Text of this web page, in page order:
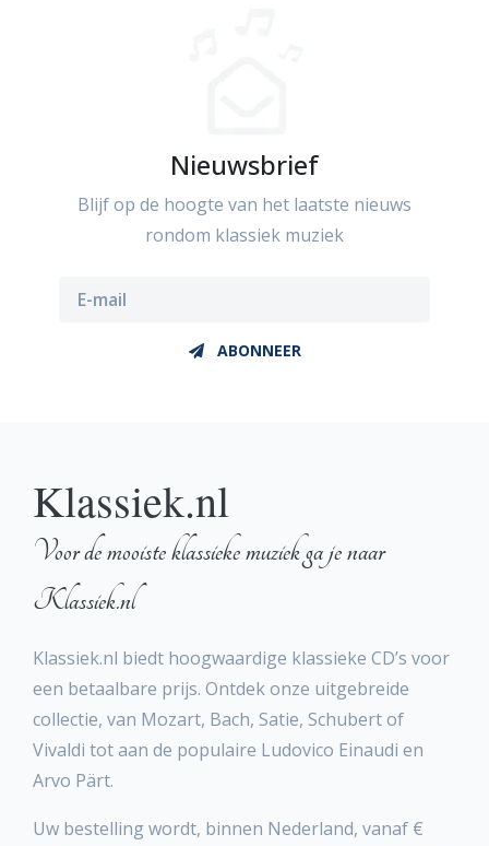
Nieuwsbrief
Blijf op de hoogte van het laatste nieuws
rondom klassiek muziek
ABONNEER
Klassiek.nl
Voor de mooiste klassieke muziek ga je naar
Klassiek.nl
Klassiek.nl biedt hoogwaardige klassieke CD’s voor
een betaalbare prijs. Ontdek onze uitgebreide
collectie, van Mozart, Bach, Satie, Schubert of
Vivaldi tot aan de populaire Ludovico Einaudi en
Arvo Pärt.
Uw bestelling wordt, binnen Nederland, vanaf €